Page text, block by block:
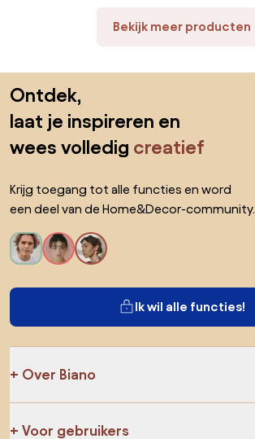
Bekijk meer producten
Ontdek,
laat je inspireren en
wees volledig creatief
Krijg toegang tot alle functies en word
een deel van de Home&Decor-community.
Ik wil alle functies!
Over Biano
Voor gebruikers